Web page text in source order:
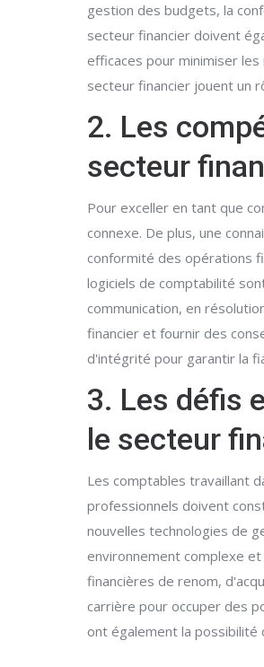
gestion des budgets, la
secteur financier doivent
efficaces pour minimiser
secteur financier jouent un
2. Les
secteur
Pour exceller en tant que
connexe. De plus, une
conformité des opérations
logiciels de comptabilité
communication, en
financier et fournir des
d'intégrité pour garantir la
3. Les défis
le secteur
Les comptables travaillant
professionnels doivent
nouvelles technologies de
environnement complexe
financières de renom,
carrière pour occuper des
ont également la